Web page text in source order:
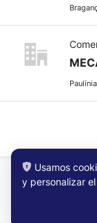
Usamos
y personalizar